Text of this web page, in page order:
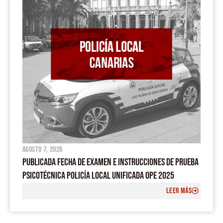
m
agosto 7, 2026
PUBLICADA FECHA DE EXAMEN E INSTRUCCIONES DE PRUEBA
PSICOTÉCNICA POLICÍA LOCAL UNIFICADA OPE 2025
LEER MÁS